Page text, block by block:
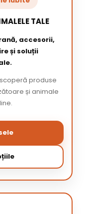
TALE
accesorii,
și soluții
produse
și animale